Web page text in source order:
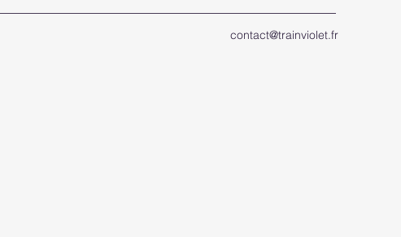
contact@trainviolet.fr